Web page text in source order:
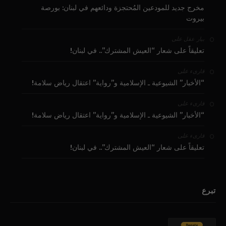
مخرج جديد للمودعين المُحتجزة ودائعهم في لبنان: بورصة
بيروت
بيار عقل على
تعليقاً على شعار “العيش المشترك”.. في لبنان!
قارىء على
“الأخبار” الشيوعية ـ الإسلامية و”رواية” اعتقال رياض سلامة!
قارىء على
“الأخبار” الشيوعية ـ الإسلامية و”رواية” اعتقال رياض سلامة!
قارىء على
تعليقاً على شعار “العيش المشترك”.. في لبنان!
تبرع